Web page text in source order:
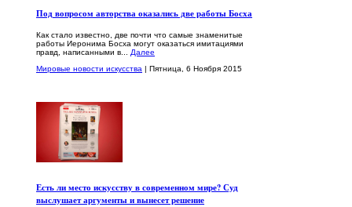
Под вопросом авторства оказались две работы Босха
Как стало известно, две почти что самые знаменитые
работы Иеронима Босха могут оказаться имитациями
правд, написанными в... Далее
Мировые новости искусства | Пятница, 6 Ноября 2015
Есть ли место искусству в современном мире? Суд
выслушает аргументы и вынесет решение